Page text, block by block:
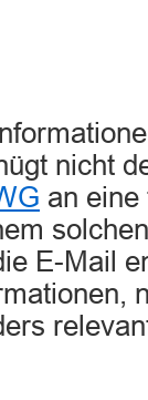
nicht
an eine
E-Mail